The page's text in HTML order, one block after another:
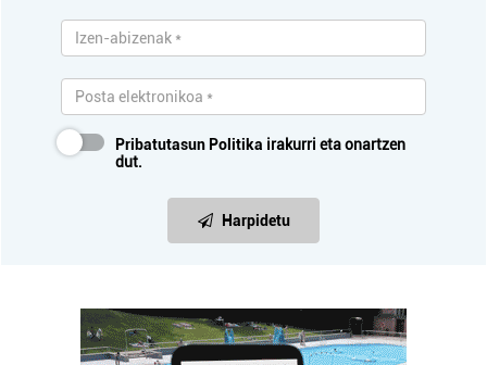
Pribatutasun Politika irakurri eta onartzen
dut.
Harpidetu